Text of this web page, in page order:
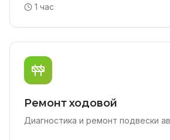
1 час
Ремонт ходовой
Диагностика и ремонт подвески